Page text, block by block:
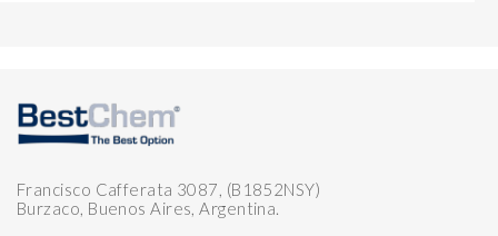
Francisco Cafferata 3087, (B1852NSY)
Burzaco, Buenos Aires, Argentina.